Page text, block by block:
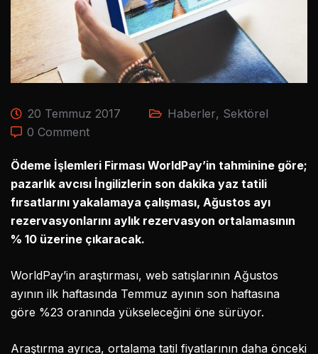
20 Temmuz 2017 Haberler, Sektörel
0 Comment
Ödeme İşlemleri Firması WorldPay’in tahminine göre;
pazarlık avcısı İngilizlerin son dakika yaz tatili
fırsatlarını yakalamaya çalışması, Ağustos ayı
rezervasyonlarını aylık rezervasyon ortalamasının
% 10 üzerine çıkaracak.
WorldPay’in araştırması, web satışlarının Ağustos
ayının ilk haftasında Temmuz ayının son haftasına
göre %23 oranında yükseleceğini öne sürüyor.
Araştırma ayrıca, ortalama tatil fiyatlarının daha önceki